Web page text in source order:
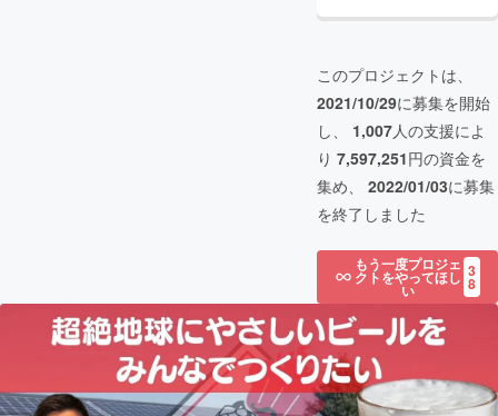
このプロジェクトは、
2021/10/29に募集を開始
し、 1,007人の支援によ
り 7,597,251円の資金を
集め、 2022/01/03に募集
を終了しました
もう一度プロジェ
クトをやってほし
い
3
8